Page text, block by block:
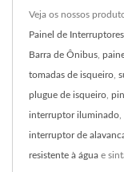
Veja os nossos
Painel de Interruptores
Barra de Ônibus
tomadas de isqueiro
plugue de isqueiro
interruptor iluminado
interruptor de
resistente à água e